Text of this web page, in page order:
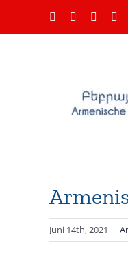
FacebookInstagram
Juni 14th, 2021 |